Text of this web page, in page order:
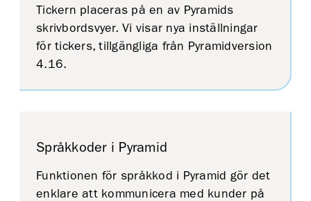
Tickern placeras på en av Pyramids
skrivbordsvyer. Vi visar nya inställningar
för tickers, tillgängliga från Pyramidversion
4.16.
Språkkoder i Pyramid
Funktionen för språkkod i Pyramid gör det
enklare att kommunicera med kunder på